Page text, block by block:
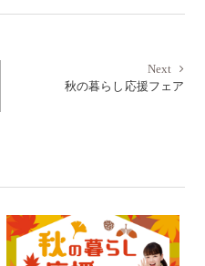
Next
秋の暮らし応援フェア